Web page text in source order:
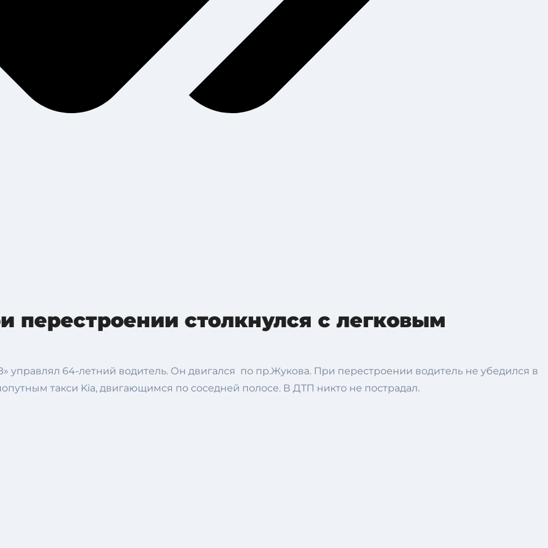
перестроении столкнулся с легковым
64-летний водитель. Он двигался по пр.Жукова. При перестроении водитель не убедился в
такси Kia, двигающимся по соседней полосе. В ДТП никто не пострадал.